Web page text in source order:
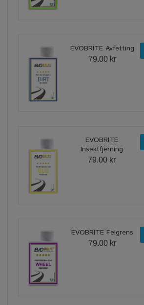
EVOBRITE Avfetting
79.00 kr
EVOBRITE
Insektfjerning
79.00 kr
EVOBRITE Felgrens
79.00 kr